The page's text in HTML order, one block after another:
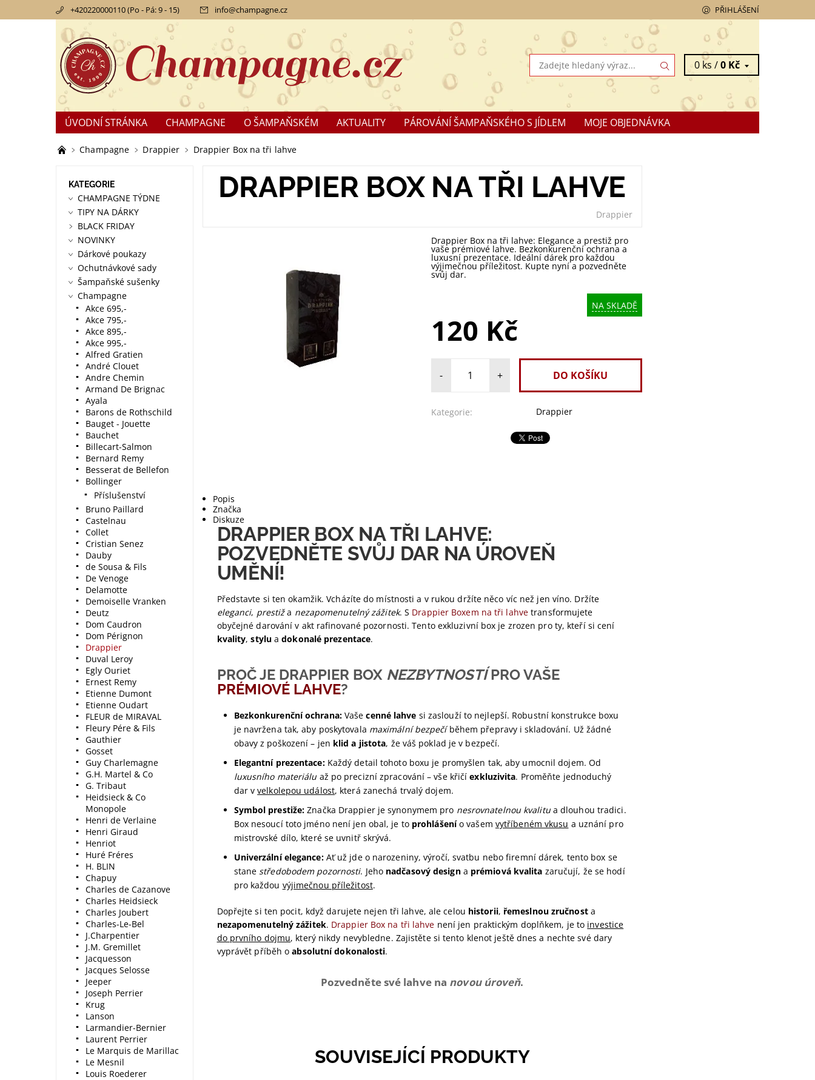
+420220000110 (Po - Pá: 9 - 15) info@champagne.cz PŘIHLÁŠENÍ
0 ks /0 Kč
ÚVODNÍ STRÁNKA CHAMPAGNE O ŠAMPAŇSKÉM AKTUALITY PÁROVÁNÍ ŠAMPAŇSKÉHO S JÍDLEM
MOJE OBJEDNÁVKA
KONTAKTY
OBCHODNÍ PODMÍNKY REKLAMACE
Champagne Drappier Drappier Box na tři lahve
DRAPPIER BOX NA TŘI LAHVE
Drappier
Drappier Box na tři lahve: Elegance a prestiž pro
vaše prémiové lahve. Bezkonkurenční ochrana a
luxusní prezentace. Ideální dárek pro každou
výjimečnou příležitost. Kupte nyní a pozvedněte
svůj dar.
NA SKLADĚ
120 Kč
- +
Kategorie: Drappier
Popis
Značka
Diskuze
DRAPPIER BOX NA TŘI LAHVE:
POZVEDNĚTE SVŮJ DAR NA ÚROVEŇ
UMĚNÍ!
Představte si ten okamžik. Vcházíte do místnosti a v rukou držíte něco víc než jen víno. Držíte
eleganci, prestiža nezapomenutelný zážitek. S Drappier Boxem na tři lahve transformujete
obyčejné darování v akt rafinované pozornosti. Tento exkluzivní box je zrozen pro ty, kteří si cení
kvality,styluadokonalé prezentace.
PROČ JE DRAPPIER BOX NEZBYTNOSTÍPRO VAŠE
PRÉMIOVÉ LAHVE?
Bezkonkurenční ochrana:Vašecenné lahve si zaslouží to nejlepší. Robustní konstrukce boxu
je navržena tak, aby poskytovala maximální bezpečíběhem přepravy i skladování. Už žádné
obavy z poškození – jen klid a jistota, že váš poklad je v bezpečí.
Elegantní prezentace:Každý detail tohoto boxu je promyšlen tak, aby umocnil dojem. Od
luxusního materiáluaž po precizní zpracování – vše křičíexkluzivita. Proměňte jednoduchý
dar vvelkolepou událost, která zanechá trvalý dojem.
Symbol prestiže: Značka Drappier je synonymem pro nesrovnatelnou kvalitua dlouhou tradici.
Box nesoucí toto jméno není jen obal, je to prohlášenío vašem vytříbeném vkusu a uznání pro
mistrovské dílo, které se uvnitř skrývá.
Univerzální elegance:Ať už jde o narozeniny, výročí, svatbu nebo firemní dárek, tento box se
stanestředobodem pozornosti. Jeho nadčasový designa prémiová kvalita zaručují, že se hodí
pro každou výjimečnou příležitost.
Dopřejte si ten pocit, když darujete nejen tři lahve, ale celou historii, řemeslnou zručnosta
nezapomenutelný zážitek. Drappier Box na tři lahve není jen praktickým doplňkem, je to investice
do prvního dojmu, který nikdy nevybledne. Zajistěte si tento klenot ještě dnes a nechte své dary
vyprávět příběh oabsolutní dokonalosti.
Pozvedněte své lahve na novou úroveň.
SOUVISEJÍCÍ PRODUKTY
KATEGORIE
CHAMPAGNE TÝDNE
TIPY NA DÁRKY
BLACK FRIDAY
NOVINKY
Dárkové poukazy
Ochutnávkové sady
Šampaňské sušenky
Champagne
Akce 695,-
Akce 795,-
Akce 895,-
Akce 995,-
Alfred Gratien
André Clouet
Andre Chemin
Armand De Brignac
Ayala
Barons de Rothschild
Bauget - Jouette
Bauchet
Billecart-Salmon
Bernard Remy
Besserat de Bellefon
Bollinger
Příslušenství
Bruno Paillard
Castelnau
Collet
Cristian Senez
Dauby
de Sousa & Fils
De Venoge
Delamotte
Demoiselle Vranken
Deutz
Dom Caudron
Dom Pérignon
Drappier
Duval Leroy
Egly Ouriet
Ernest Remy
Etienne Dumont
Etienne Oudart
FLEUR de MIRAVAL
Fleury Pére & Fils
Gauthier
Gosset
Guy Charlemagne
G.H. Martel & Co
G. Tribaut
Heidsieck & Co
Monopole
Henri de Verlaine
Henri Giraud
Henriot
Huré Fréres
H. BLIN
Chapuy
Charles de Cazanove
Charles Heidsieck
Charles Joubert
Charles-Le-Bel
J.Charpentier
J.M. Gremillet
Jacquesson
Jacques Selosse
Jeeper
Joseph Perrier
Krug
Lanson
Larmandier-Bernier
Laurent Perrier
Le Marquis de Marillac
Le Mesnil
Louis Roederer